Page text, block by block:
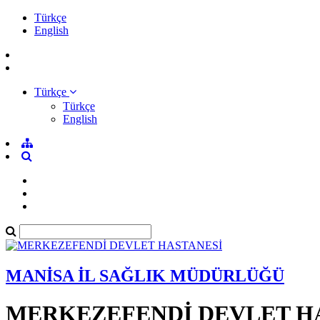
Türkçe
English
Türkçe
Türkçe
English
MANİSA İL SAĞLIK MÜDÜRLÜĞÜ
MERKEZEFENDİ DEVLET